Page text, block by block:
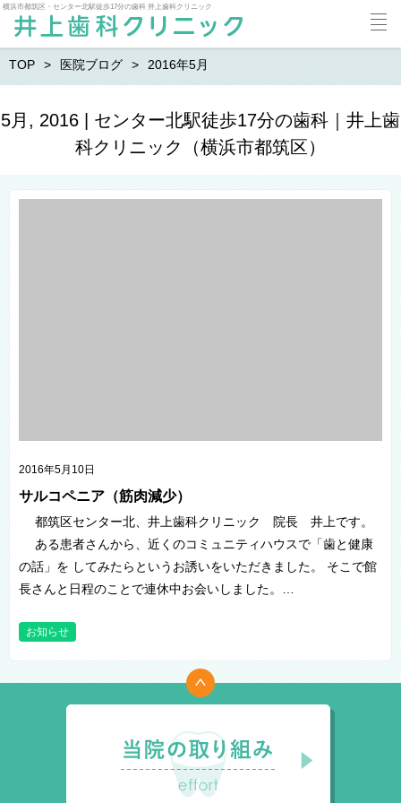
横浜市都筑区・センター北駅徒歩17分の歯科 井上歯科クリニック
TOP 医院ブログ 2016年5月
5月, 2016 | センター北駅徒歩17分の歯科｜井上歯
科クリニック（横浜市都筑区）
2016年5月10日
サルコペニア（筋肉減少）
都筑区センター北、井上歯科クリニック 院長 井上です。
ある患者さんから、近くのコミュニティハウスで「歯と健康
の話」を してみたらというお誘いをいただきました。 そこで館
長さんと日程のことで連休中お会いしました。…
お知らせ